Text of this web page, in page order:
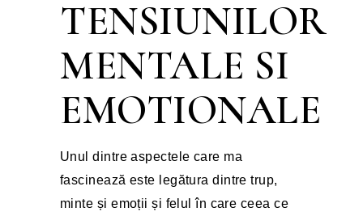
TENSIUNILOR
MENTALE SI
EMOTIONALE
Unul dintre aspectele care ma
fascinează este legătura dintre trup,
minte și emoții și felul în care ceea ce